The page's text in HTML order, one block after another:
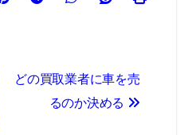
どの買取業者に車を売
るのか決める